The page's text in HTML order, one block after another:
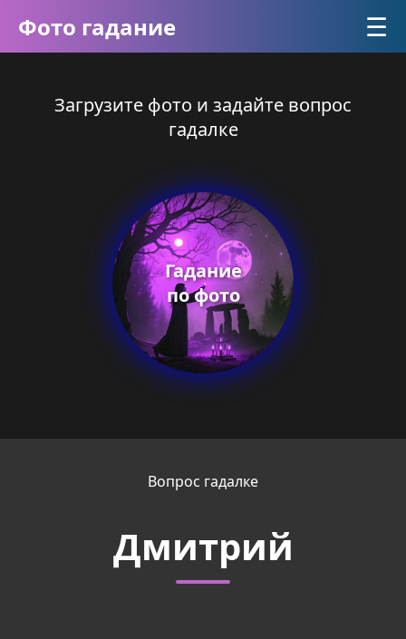
Фото гадание ☰
Загрузите фото и задайте вопрос
гадалке
Гадание
по фото
Вопрос гадалке
Дмитрий